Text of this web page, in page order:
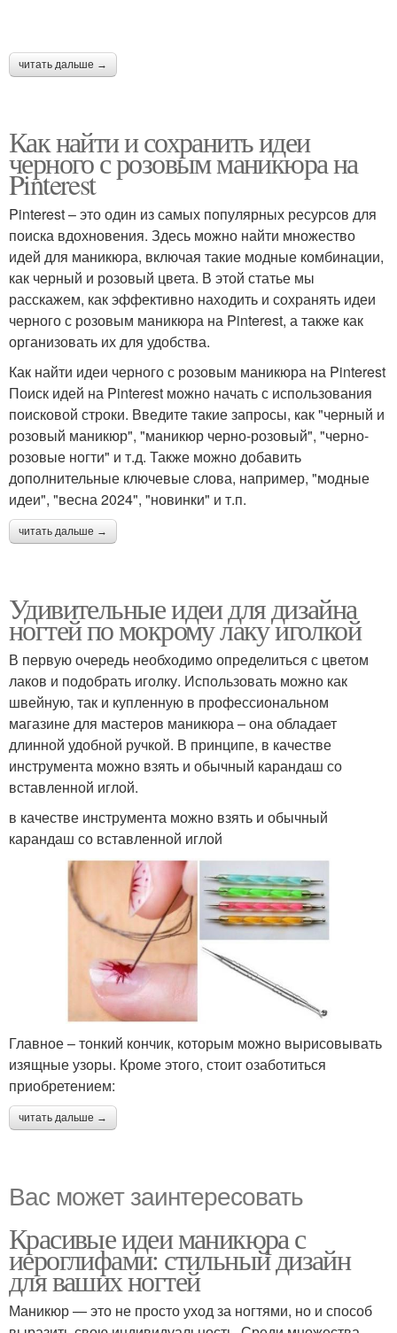
читать дальше →
Как найти и сохранить идеи
черного с розовым маникюра на
Pinterest
Pinterest – это один из самых популярных ресурсов для
поиска вдохновения. Здесь можно найти множество
идей для маникюра, включая такие модные комбинации,
как черный и розовый цвета. В этой статье мы
расскажем, как эффективно находить и сохранять идеи
черного с розовым маникюра на Pinterest, а также как
организовать их для удобства.
Как найти идеи черного с розовым маникюра на Pinterest
Поиск идей на Pinterest можно начать с использования
поисковой строки. Введите такие запросы, как "черный и
розовый маникюр", "маникюр черно-розовый", "черно-
розовые ногти" и т.д. Также можно добавить
дополнительные ключевые слова, например, "модные
идеи", "весна 2024", "новинки" и т.п.
читать дальше →
Удивительные идеи для дизайна
ногтей по мокрому лаку иголкой
В первую очередь необходимо определиться с цветом
лаков и подобрать иголку. Использовать можно как
швейную, так и купленную в профессиональном
магазине для мастеров маникюра – она обладает
длинной удобной ручкой. В принципе, в качестве
инструмента можно взять и обычный карандаш со
вставленной иглой.
в качестве инструмента можно взять и обычный
карандаш со вставленной иглой
Главное – тонкий кончик, которым можно вырисовывать
изящные узоры. Кроме этого, стоит озаботиться
приобретением:
читать дальше →
Вас может заинтересовать
Красивые идеи маникюра с
иероглифами: стильный дизайн
для ваших ногтей
Маникюр — это не просто уход за ногтями, но и способ